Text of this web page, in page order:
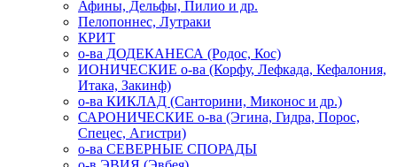
Афины, Дельфы, Пилио и др.
Пелопоннес, Лутраки
КРИТ
о-ва ДОДЕКАНЕСА (Родос, Кос)
ИОНИЧЕСКИЕ о-ва (Корфу, Лефкада, Кефалония,
Итака, Закинф)
о-ва КИКЛАД (Санторини, Миконос и др.)
САРОНИЧЕСКИЕ о-ва (Эгина, Гидра, Порос,
Спецес, Агистри)
о-ва СЕВЕРНЫЕ СПОРАДЫ